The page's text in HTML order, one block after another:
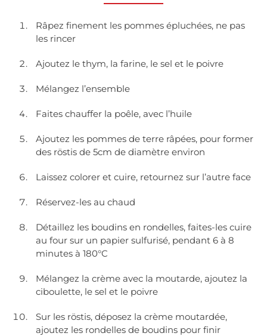
Râpez finement les pommes épluchées, ne pas
les rincer
Ajoutez le thym, la farine, le sel et le poivre
Mélangez l’ensemble
Faites chauffer la poêle, avec l’huile
Ajoutez les pommes de terre râpées, pour former
des röstis de 5cm de diamètre environ
Laissez colorer et cuire, retournez sur l’autre face
Réservez-les au chaud
Détaillez les boudins en rondelles, faites-les cuire
au four sur un papier sulfurisé, pendant 6 à 8
minutes à 180°C
Mélangez la crème avec la moutarde, ajoutez la
ciboulette, le sel et le poivre
Sur les röstis, déposez la crème moutardée,
ajoutez les rondelles de boudins pour finir